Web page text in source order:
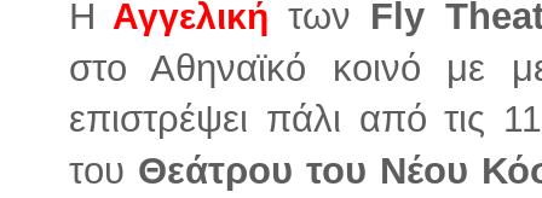
Η Αγγελική των Fly
στο Αθηναϊκό κοινό με
επιστρέψει πάλι από τις
του Θεάτρου του Νέου